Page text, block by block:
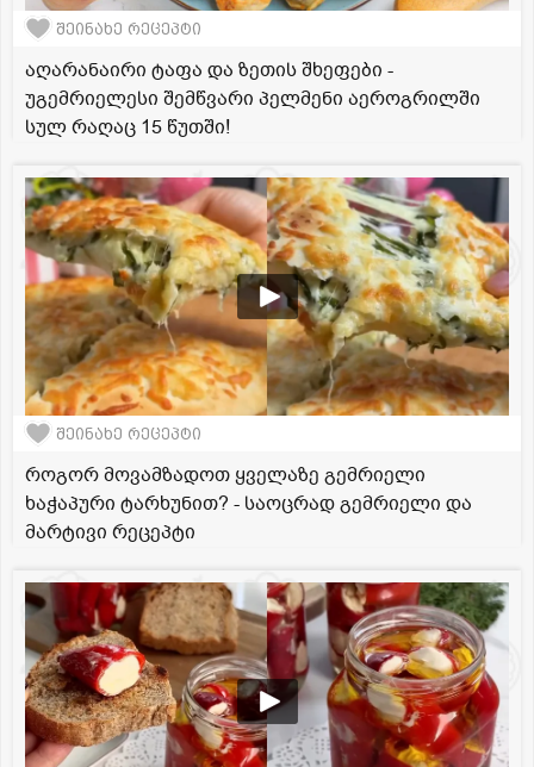
შეინახე რეცეპტი
აღარანაირი ტაფა და ზეთის შხეფები -
უგემრიელესი შემწვარი პელმენი აეროგრილში
სულ რაღაც 15 წუთში!
შეინახე რეცეპტი
როგორ მოვამზადოთ ყველაზე გემრიელი
ხაჭაპური ტარხუნით? - საოცრად გემრიელი და
მარტივი რეცეპტი